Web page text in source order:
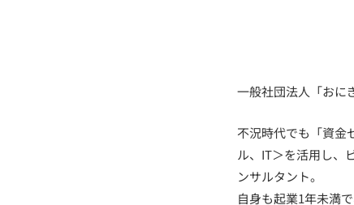
一般社団法人「おに
不況時代でも「資金
ル、IT＞を活用し、
ンサルタント。
自身も起業1年未満